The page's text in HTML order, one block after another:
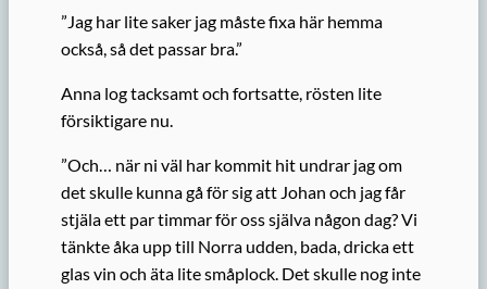
”Jag har lite saker jag måste fixa här hemma
också, så det passar bra.”
Anna log tacksamt och fortsatte, rösten lite
försiktigare nu.
”Och… när ni väl har kommit hit undrar jag om
det skulle kunna gå för sig att Johan och jag får
stjäla ett par timmar för oss själva någon dag? Vi
tänkte åka upp till Norra udden, bada, dricka ett
glas vin och äta lite småplock. Det skulle nog inte